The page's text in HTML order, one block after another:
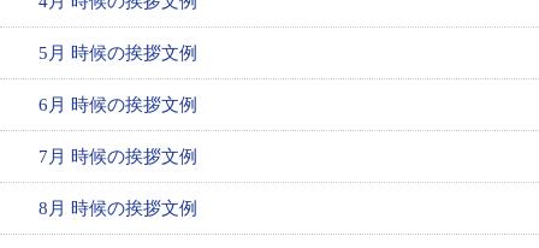
5月 時候の挨拶文例
6月 時候の挨拶文例
7月 時候の挨拶文例
8月 時候の挨拶文例